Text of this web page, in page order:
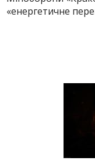
«енергетичне